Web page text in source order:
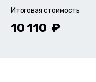
Итоговая стоимость
10 110